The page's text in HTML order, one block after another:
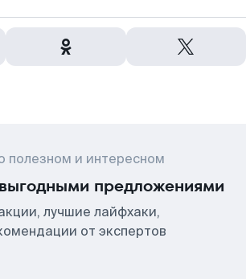
полезном и интересном
предложениями
лучшие лайфхаки,
от экспертов